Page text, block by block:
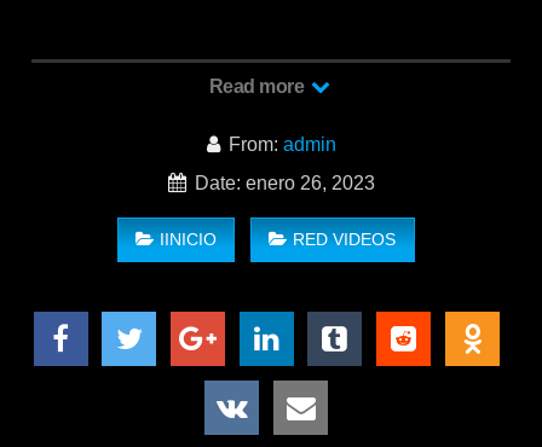
BeefCakeHunter – Tasting Oliver’s delicious fresh cum
Read more
From: admin
Date: enero 26, 2023
IINICIO RED VIDEOS